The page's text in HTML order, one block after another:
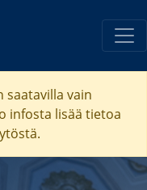
saatavilla vain
infosta lisää tietoa